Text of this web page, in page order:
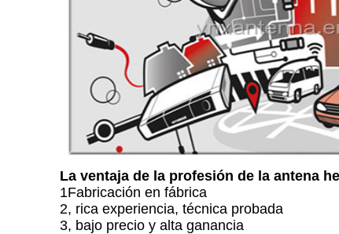
La ventaja de la profesión de la antena
1Fabricación en fábrica
2, rica experiencia, técnica probada
3, bajo precio y alta ganancia